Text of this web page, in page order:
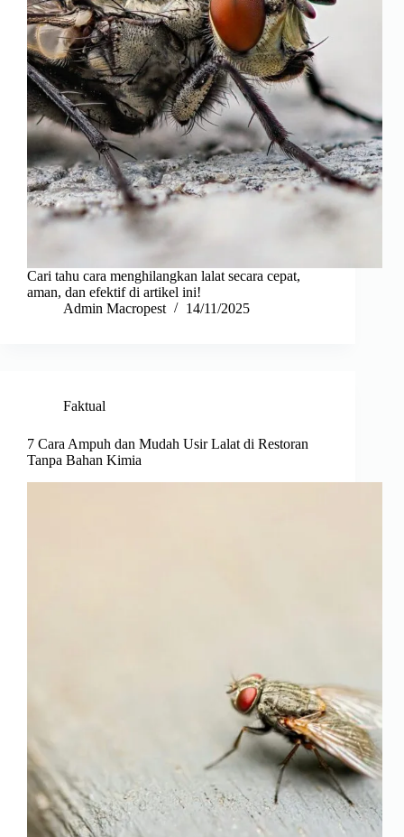
Cari tahu cara menghilangkan lalat secara cepat,
aman, dan efektif di artikel ini!
Admin Macropest
14/11/2025
Faktual
7 Cara Ampuh dan Mudah Usir Lalat di Restoran
Tanpa Bahan Kimia